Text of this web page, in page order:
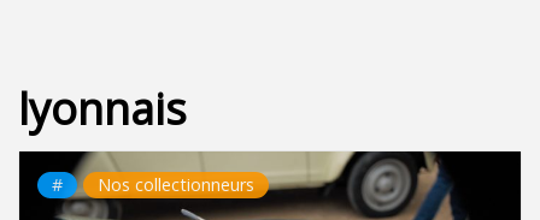
lyonnais
# Nos collectionneurs